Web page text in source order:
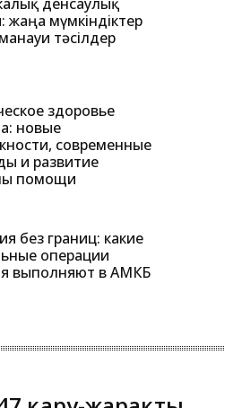
жаңа мүмкіндіктер
тәсілдер
здоровье
новые
современные
и развитие
помощи
без границ: какие
операции
выполняют в АМКБ